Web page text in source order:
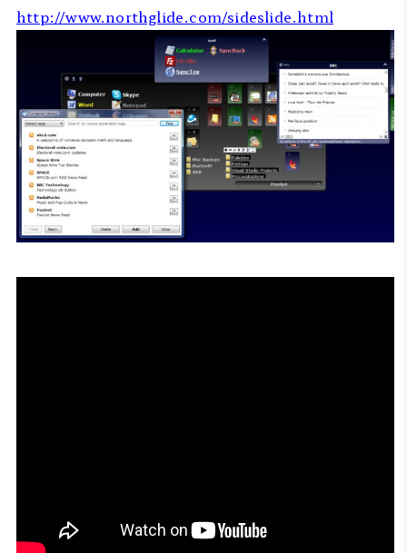
http://www.northglide.com/sideslide.html